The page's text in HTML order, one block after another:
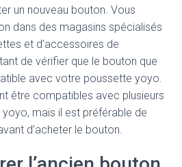
un nouveau bouton. Vous
dans des magasins spécialisés
et d’accessoires de
de vérifier que le bouton que
avec votre poussette yoyo.
être compatibles avec plusieurs
mais il est préférable de
d’acheter le bouton.